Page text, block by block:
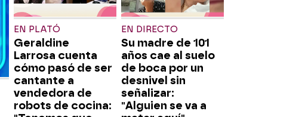
EN PLATÓ
Geraldine
Larrosa cuenta
cómo pasó de ser
cantante a
vendedora de
robots de cocina:
EN DIRECTO
Su madre de 101
años cae al suelo
de boca por un
desnivel sin
señalizar:
"Alguien se va a